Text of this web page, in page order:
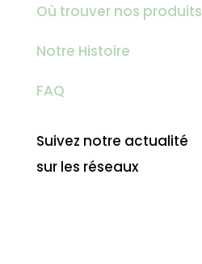
Où trouver nos produits
Notre Histoire
FAQ
Suivez notre actualité
sur les réseaux